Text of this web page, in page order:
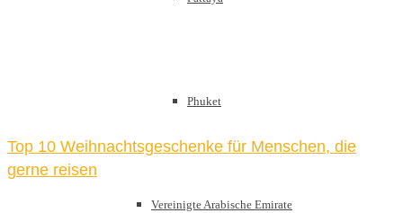
Phuket
Vereinigte Arabische Emirate
Top 10 Weihnachtsgeschenke für Menschen, die
gerne reisen